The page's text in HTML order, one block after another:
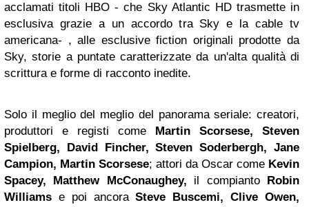
acclamati titoli HBO - che Sky Atlantic HD trasmette in
esclusiva grazie a un accordo tra Sky e la cable tv
americana- , alle esclusive fiction originali prodotte da
Sky, storie a puntate caratterizzate da un'alta qualità di
scrittura e forme di racconto inedite.
Solo il meglio del meglio del panorama seriale: creatori,
produttori e registi come
Martin Scorsese, Steven
Spielberg,
David Fincher, Steven Soderbergh, Jane
Campion, Martin Scorsese; attori da Oscar come Kevin
Spacey, Matthew McConaughey, il compianto
Robin
Williams e poi ancoraSteve Buscemi, Clive Owen,